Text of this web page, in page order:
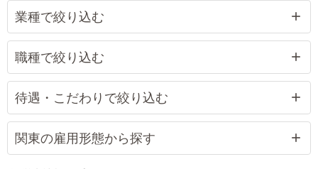
業種で絞り込む
職種で絞り込む
待遇・こだわりで絞り込む
関東の雇用形態から探す